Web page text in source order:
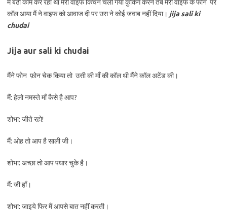
मैं बैठा काम कर रहा था मेरी वाइफ किचन चली गयी कुकिंग करने तब मेरी वाइफ के फोन पर
कॉल आया मैं ने वाइफ को आवाज दी पर उस ने कोई जवाब नहीं दिया। jija sali ki
chudai
Jija aur sali ki chudai
मैंने फोन फ़ोन चेक किया तो उसी की माँ की कॉल थी मैंने कॉल अटेंड की।
मैं: हेलो नमस्ते माँ कैसे है आप?
शोभा: जीते रहो!
मैं: ओह तो आप है साली जी।
शोभा: अच्छा तो आप पधार चुके है।
मैं: जी हाँ।
शोभा: जाइये फिर मैं आपसे बात नहीं करती।